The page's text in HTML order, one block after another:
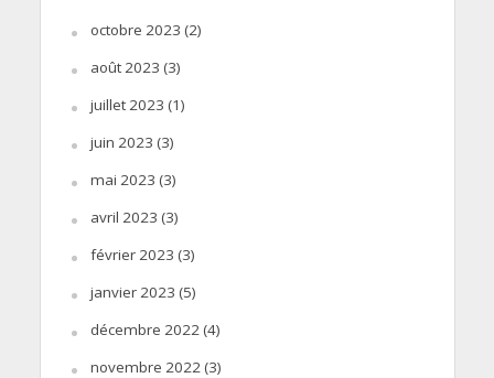
octobre 2023 (2)
août 2023 (3)
juillet 2023 (1)
juin 2023 (3)
mai 2023 (3)
avril 2023 (3)
février 2023 (3)
janvier 2023 (5)
décembre 2022(4)
novembre 2022(3)